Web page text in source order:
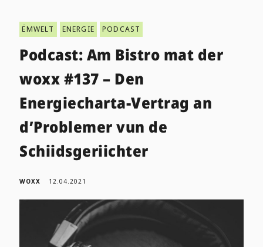
ËMWELT ENERGIE PODCAST
Podcast: Am Bistro mat der
woxx #137 – Den
Energiecharta-Vertrag an
d’Problemer vun de
Schiidsgeriichter
WOXX 12.04.2021